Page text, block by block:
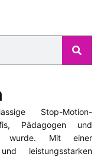
Stop-Motion-
Pädagogen und
wurde. Mit einer
leistungsstarken